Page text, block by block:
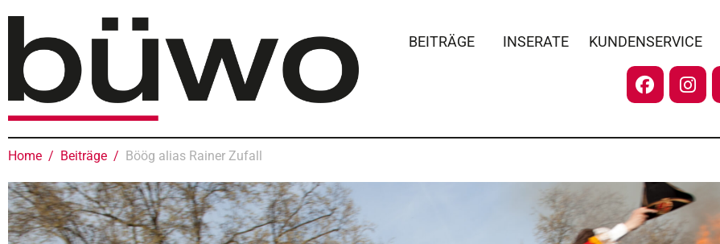
BEITRÄGE INSERATE KUNDENSERVICE
Home Beiträge Böög alias Rainer Zufall